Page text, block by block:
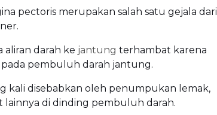
pectoris merupakan salah satu gejala dari
aliran darah ke jantung terhambat karena
pembuluh darah jantung.
kali disebabkan oleh penumpukan lemak,
lainnya di dinding pembuluh darah.